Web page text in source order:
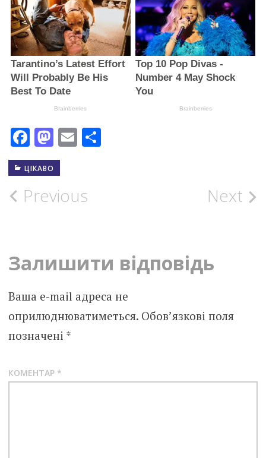
Facebook
Mastodon
EmailПоділитися
ЦІКАВО
Post
Previous Next
Залишити відповідь
Ваша e-mail адреса не
оприлюднюватиметься. Обов’язкові поля
позначені *
КОМЕНТАР *